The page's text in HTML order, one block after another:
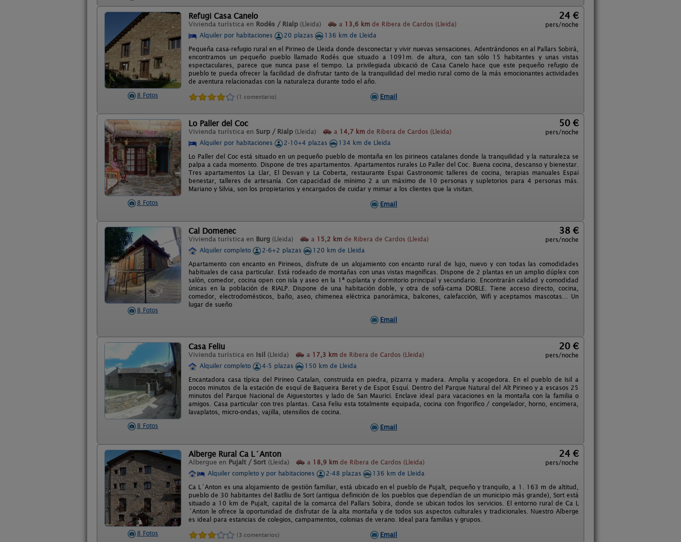
8 Fotos
Refugi Casa Canelo
Vivienda turística en Rodés / Rialp (Lleida) a 13,6 km de Ribera de Cardos (Lleida)
24 €
pers/noche
Alquiler por habitaciones
20 plazas
136 km de Lleida
Pequeña casa-refugio rural en el Pirineo de Lleida donde desconectar y vivir nuevas sensaciones. Adentrándonos en al Pallars Sobirà,
encontramos un pequeño pueblo llamado Rodés que situado a 1091m. de altura, con tan sólo 15 habitantes y unas vistas
espectaculares, parece que nunca pase el tiempo. La privilegiada ubicació de Casa Canelo hace que este pequeño refugio de
pueblo te pueda ofrecer la facilidad de disfrutar tanto de la tranquilidad del medio rural como de la más emocionantes actividades
de aventura relacionadas con la naturaleza durante todo el año.
(1 comentario) Email
8 Fotos
Lo Paller del Coc
Vivienda turística en Surp / Rialp (Lleida) a 14,7 km de Ribera de Cardos (Lleida)
50 €
pers/noche
Alquiler por habitaciones
2-10+4 plazas
134 km de Lleida
Lo Paller del Coc está situado en un pequeño pueblo de montaña en los pirineos catalanes donde la tranquilidad y la naturaleza se
palpa a cada momento. Dispone de tres apartamentos. Apartamentos rurales Lo Paller del Coc. Buena cocina, descanso y bienestar.
Tres apartamentos La Llar, El Desvan y La Coberta, restaurante Espai Gastronomic talleres de cocina, terapias manuales Espai
benestar, talleres de artesanía. Con capacidad de mínimo 2 a un máximo de 10 personas y supletorios para 4 personas más.
Mariano y Silvia, son los propietarios y encargados de cuidar y mimar a los clientes que la visitan.
Email
8 Fotos
Cal Domenec
Vivienda turística en Burg (Lleida) a 15,2 km de Ribera de Cardos (Lleida)
38 €
pers/noche
Alquiler completo
2-6+2 plazas
120 km de Lleida
Apartamento con encanto en Pirineos, disfrute de un alojamiento con encanto rural de lujo, nuevo y con todas las comodidades
habituales de casa particular. Está rodeado de montañas con unas vistas magníficas. Dispone de 2 plantas en un amplio dúplex con
salón, comedor, cocina open con isla y aseo en la 1ª o¡planta y dormitorio principal y secundario. Encontrarán calidad y comodidad
únicas en la población de RIALP. Dispone de una habitación doble, y otra de sofá-cama DOBLE. Tiene acceso directo, cocina,
comedor, electrodomésticos, baño, aseo, chimenea eléctrica panorámica, balcones, calefacción, Wifi y aceptamos mascotas... Un
lugar de sueño
Email
8 Fotos
Casa Feliu
Vivienda turística en Isil (Lleida) a 17,3 km de Ribera de Cardos (Lleida)
20 €
pers/noche
Alquiler completo
4-5 plazas
150 km de Lleida
Encantadora casa típica del Pirineo Catalan, construida en piedra, pizarra y madera. Amplia y acogedora. En el pueblo de Isil a
pocos minutos de la estación de esquí de Baqueira Beret y de Espot Esquí. Dentro del Parque Natural del Alt Pirineo y a escasos 25
minutos del Parque Nacional de Aiguestortes y lado de San Maurici. Enclave ideal para vacaciones en la montaña con la familia o
amigos. Casa particular con tres plantas. Casa Feliu esta totalmente equipada, cocina con frigorifico / congelador, horno, encimera,
lavaplatos, micro-ondas, vajilla, utensilios de cocina.
Email
8 Fotos
Alberge Rural Ca L´Anton
Albergue en Pujalt / Sort (Lleida) a 18,9 km de Ribera de Cardos (Lleida)
24 €
pers/noche
Alquiler completo y por habitaciones
2-48 plazas
136 km de Lleida
Ca L´Anton es una alojamiento de gestión familiar, está ubicado en el pueblo de Pujalt, pequeño y tranquilo, a 1. 163 m de altitud,
pueblo de 30 habitantes del Batlliu de Sort (antigua definición de los pueblos que dependían de un municipio más grande), Sort está
situado a 10 km de Pujalt, capital de la comarca del Pallars Sobira, donde se ubican todos los servicios. El entorno rural de Ca L
´Anton le ofrece la oportunidad de disfrutar de la alta montaña y de todos sus aspectos culturales y tradicionales. Nuestro Alberge
es ideal para estancias de colegios, campamentos, colonias de verano. Ideal para familias y grupos.
(3 comentarios) Email